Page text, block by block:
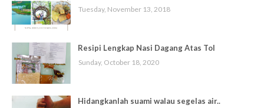
Tuesday, November 13, 2018
Resipi Lengkap Nasi Dagang Atas Tol
Sunday, October 18, 2020
Hidangkanlah suami walau segelas air..